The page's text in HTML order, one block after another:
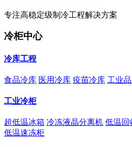
专注高稳定级制冷工程解决方案
冷柜中心
冷库工程
食品冷库 医用冷库 疫苗冷库 工业
工业冷柜
超低温冰箱 冷冻液晶分离机 低温回
低温速冻柜